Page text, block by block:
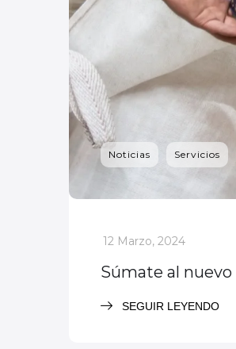
Noticias Servicios
_
12 Marzo, 2024
Súmate al
SEGUIR LEYENDO